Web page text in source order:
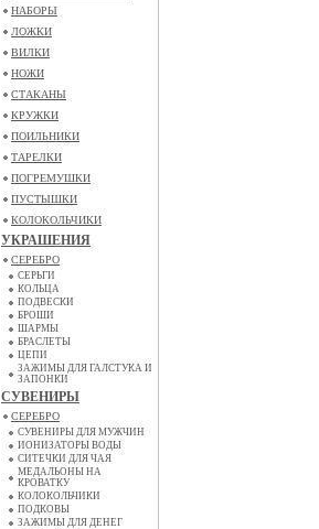
НАБОРЫ
ЛОЖКИ
ВИЛКИ
НОЖИ
СТАКАНЫ
КРУЖКИ
ПОИЛЬНИКИ
ТАРЕЛКИ
ПОГРЕМУШКИ
ПУСТЫШКИ
КОЛОКОЛЬЧИКИ
УКРАШЕНИЯ
СЕРЕБРО
СЕРЬГИ
КОЛЬЦА
ПОДВЕСКИ
БРОШИ
ШАРМЫ
БРАСЛЕТЫ
ЦЕПИ
ЗАЖИМЫ ДЛЯ ГАЛСТУКА И
ЗАПОНКИ
СУВЕНИРЫ
СЕРЕБРО
СУВЕНИРЫ ДЛЯ МУЖЧИН
ИОНИЗАТОРЫ ВОДЫ
СИТЕЧКИ ДЛЯ ЧАЯ
МЕДАЛЬОНЫ НА
КРОВАТКУ
КОЛОКОЛЬЧИКИ
ПОДКОВЫ
ЗАЖИМЫ ДЛЯ ДЕНЕГ